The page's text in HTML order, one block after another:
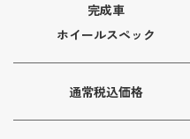
完成車
ホイールスペック
通常税込価格